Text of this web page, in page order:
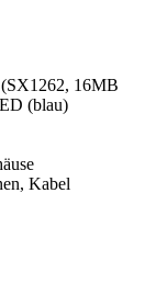
16MB
(blau)
Kabel